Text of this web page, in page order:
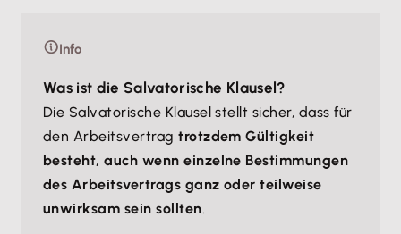
Info
Was ist die Salvatorische Klausel?
Die Salvatorische Klausel stellt sicher, dass für
den Arbeitsvertragtrotzdem Gültigkeit
besteht, auch wenn einzelne Bestimmungen
des Arbeitsvertrags ganz oder teilweise
unwirksam sein sollten.